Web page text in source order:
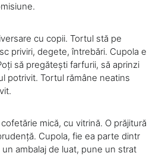
cu copii. Tortul stă pe
priviri, degete, întrebări. Cupola e
să pregătești farfurii, să aprinzi
potrivit. Tortul rămâne neatins
mică, cu vitrină. O prăjitură
Cupola, fie ea parte dintr
ambalaj de luat, pune un strat